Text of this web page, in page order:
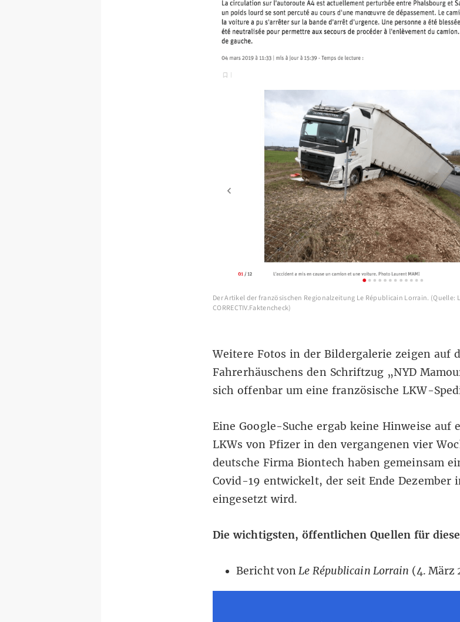
Der Artikel der französischen Regionalzeitung Le Républicain Lorrain. (Quelle:
CORRECTIV.Faktencheck)
Weitere Fotos in der Bildergalerie zeigen auf
Fahrerhäuschens den Schriftzug „NYD
sich offenbar um einefranzösische LKW-
EineGoogle-Suche ergab keine Hinweise auf
LKWs von Pfizer in den vergangenen vier
deutsche Firma Biontech haben gemeinsam
Covid-19 entwickelt, der seit Ende Dezember
eingesetzt wird.
Die wichtigsten, öffentlichen Quellen für
Bericht vonLe Républicain Lorrain (4. März